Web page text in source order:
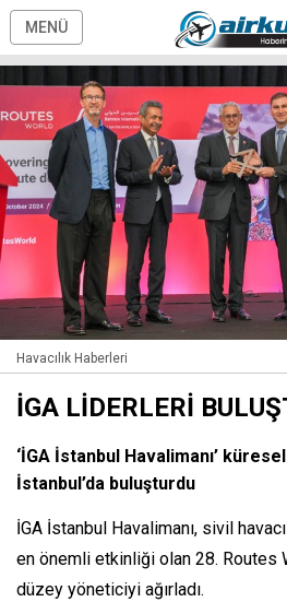
MENÜ
Havacılık Haberleri
İGA LİDERLERİ
‘İGA İstanbul Havalimanı’
İstanbul’da buluşturdu
İGA İstanbul Havalimanı, sivil
en önemli etkinliği olan 28. Routes
düzey yöneticiyi ağırladı.